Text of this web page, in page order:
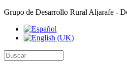
Grupo de Desarrollo Rural Aljarafe -